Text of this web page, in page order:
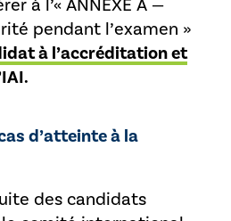
à l’« ANNEXE A —
pendant l’examen »
à l’accréditation et
d’atteinte à la
des candidats